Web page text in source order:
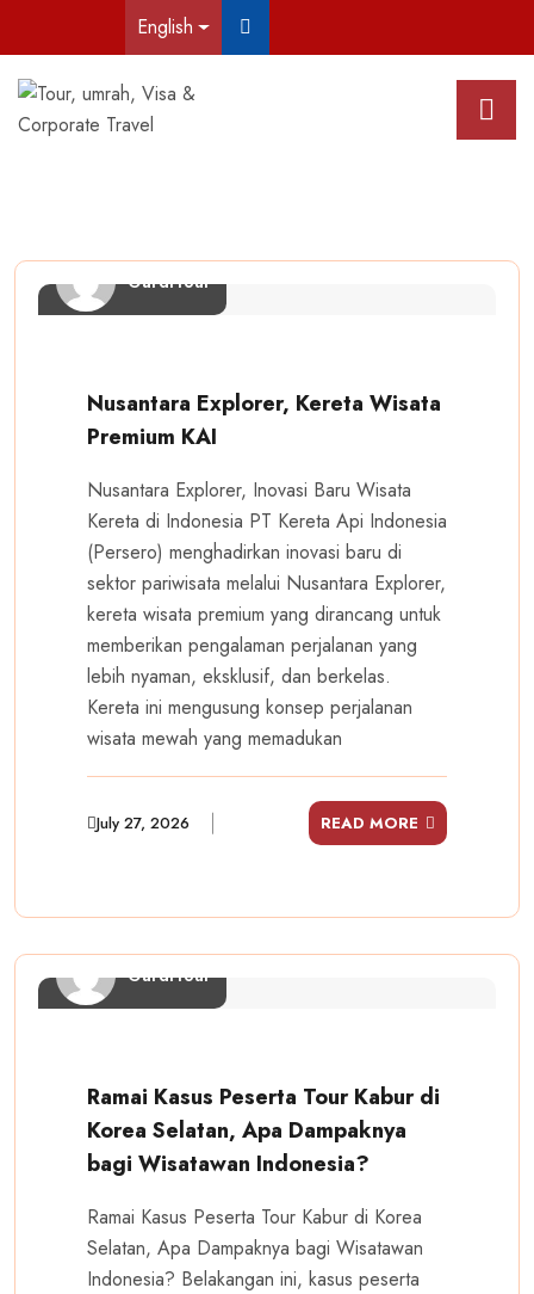
English
GardiTour
Nusantara Explorer, Kereta Wisata
Premium KAI
Nusantara Explorer, Inovasi Baru Wisata
Kereta di Indonesia PT Kereta Api Indonesia
(Persero) menghadirkan inovasi baru di
sektor pariwisata melalui Nusantara Explorer,
kereta wisata premium yang dirancang untuk
memberikan pengalaman perjalanan yang
lebih nyaman, eksklusif, dan berkelas.
Kereta ini mengusung konsep perjalanan
wisata mewah yang memadukan
July 27, 2026 READ MORE
GardiTour
Ramai Kasus Peserta Tour Kabur di
Korea Selatan, Apa Dampaknya
bagi Wisatawan Indonesia?
Ramai Kasus Peserta Tour Kabur di Korea
Selatan, Apa Dampaknya bagi Wisatawan
Indonesia? Belakangan ini, kasus peserta